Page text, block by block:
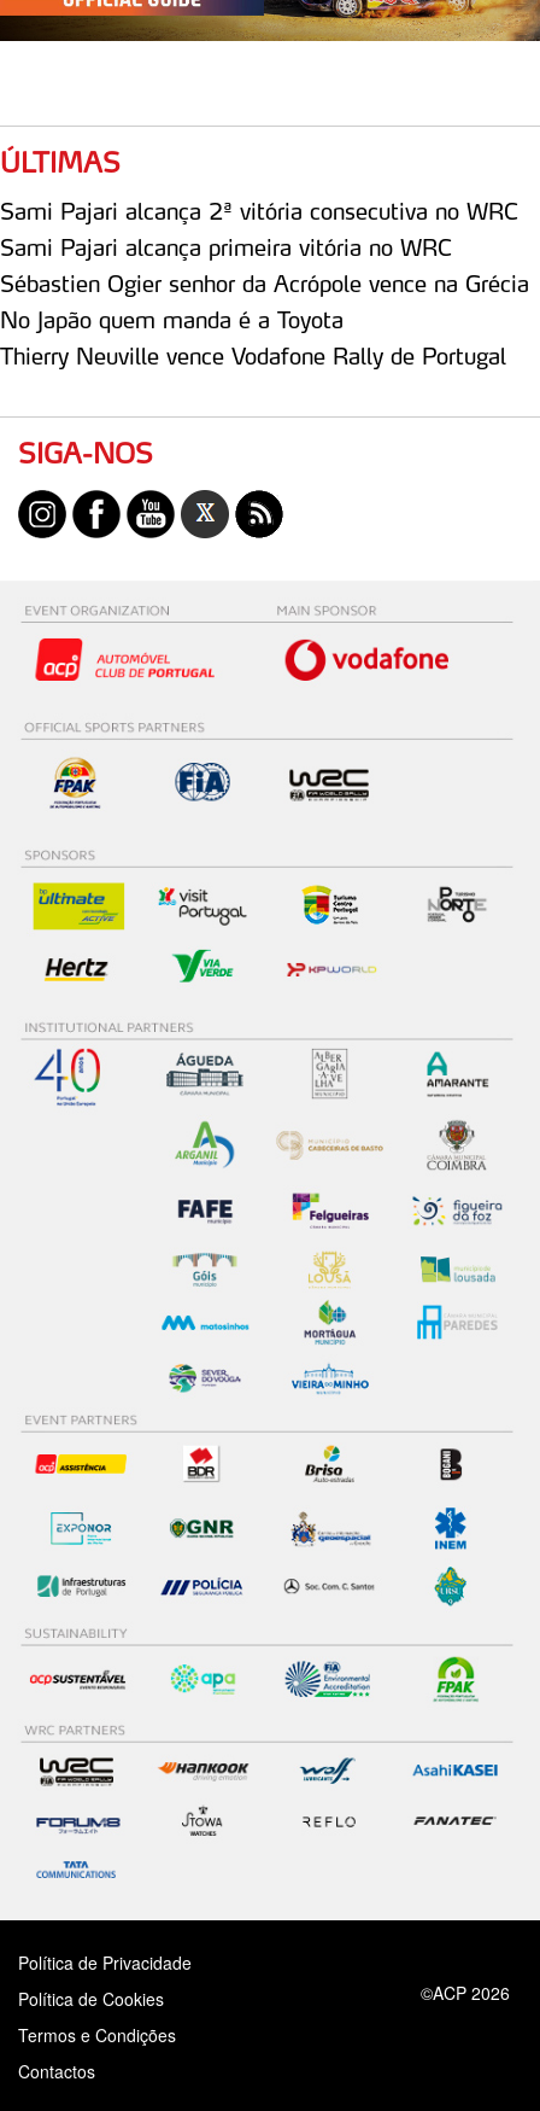
ÚLTIMAS
Sami Pajari alcança 2ª vitória consecutiva no WRC
Sami Pajari alcança primeira vitória no WRC
Sébastien Ogier senhor da Acrópole vence na Grécia
No Japão quem manda é a Toyota
Thierry Neuville vence Vodafone Rally de Portugal
SIGA-NOS
Política de Privacidade
Política de Cookies
Termos e Condições
Contactos
©ACP 2026